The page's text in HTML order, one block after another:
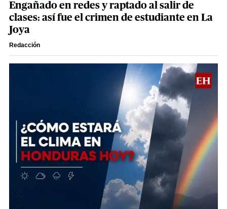
Engañado en redes y raptado al salir de
clases: así fue el crimen de estudiante en La
Joya
Redacción